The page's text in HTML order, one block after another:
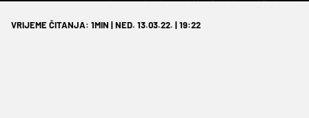
VRIJEME ČITANJA: 1MIN | NED. 13.03.22. | 19:22